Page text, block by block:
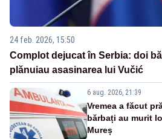
24 feb. 2026, 15:50
Complot dejucat în Serbia: doi
plănuiau asasinarea lui Vučić
6 aug. 2026, 21:39
Vremea a făcut
bărbați au murit
Mureș